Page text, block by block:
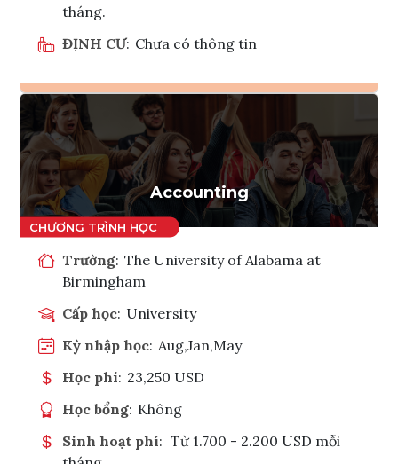
tháng.
ĐỊNH CƯ: Chưa có thông tin
Ghi danh
Tham vấn Interlink
Accounting
Trường: The University of Alabama at
Birmingham
Cấp học: University
Kỳ nhập học: Aug,Jan,May
Học phí: 23,250 USD
Học bổng: Không
Sinh hoạt phí: Từ 1.700 - 2.200 USD mỗi